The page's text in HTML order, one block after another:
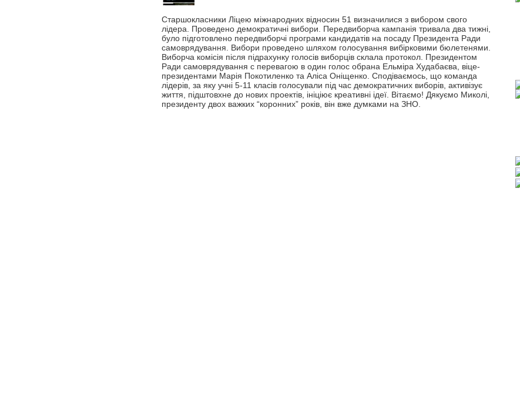
Старшокласники Ліцею міжнародних відносин 51 визначилися з вибором свого
лідера. Проведено демократичні вибори. Передвиборча кампанія тривала два тижні,
було підготовлено передвиборчі програми кандидатів на посаду Президента Ради
самоврядування. Вибори проведено шляхом голосування вибірковими бюлетенями.
Виборча комісія після підрахунку голосів виборців склала протокол. Президентом
Ради самоврядування с перевагою в один голос обрана Ельміра Худабаєва, віце-
президентами Марія Покотиленко та Аліса Оніщенко. Сподіваємось, що команда
лідерів, за яку учні 5-11 класів голосували під час демократичних виборів, активізує
життя, підштовхне до нових проектів, ініціює креативні ідеї. Вітаємо! Дякуємо Миколі,
президенту двох важких “коронних” років, він вже думками на ЗНО.